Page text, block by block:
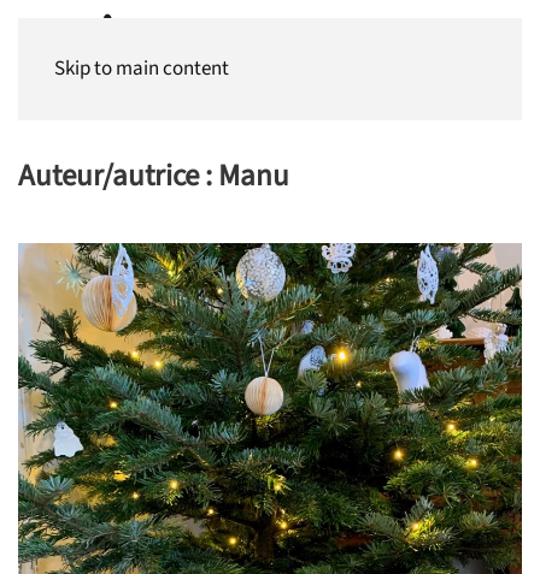
Skip to main content
Auteur/autrice :Manu
Panneau de gestion des cookies